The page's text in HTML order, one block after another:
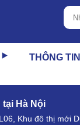
THÔNG
tại Hà Nội
Khu đô thị mới